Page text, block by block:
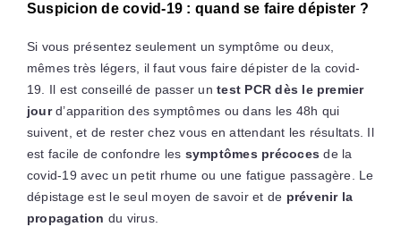
Suspicion de covid-19 : quand se faire dépister ?
Si vous présentez seulement un symptôme ou deux,
mêmes très légers, il faut vous faire dépister de la covid-
19. Il est conseillé de passer untest PCR dès le premier
jourd’apparition des symptômes ou dans les 48h qui
suivent, et de rester chez vous en attendant les résultats. Il
est facile de confondre les symptômes précoces de la
covid-19 avec un petit rhume ou une fatigue passagère. Le
dépistage est le seul moyen de savoir et de prévenir la
propagation du virus.